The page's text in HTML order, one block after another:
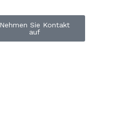
Nehmen Sie Kontakt
auf